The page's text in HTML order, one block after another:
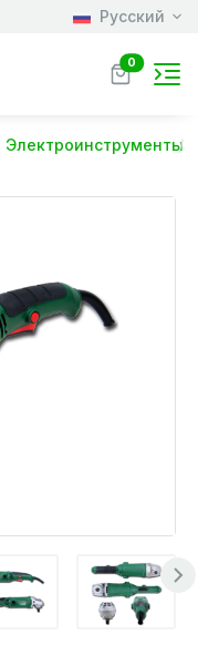
Русский
0
Электроинструменты